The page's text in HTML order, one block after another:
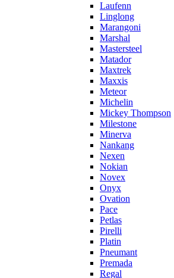
Laufenn
Linglong
Marangoni
Marshal
Mastersteel
Matador
Maxtrek
Maxxis
Meteor
Michelin
Mickey Thompson
Milestone
Minerva
Nankang
Nexen
Nokian
Novex
Onyx
Ovation
Pace
Petlas
Pirelli
Platin
Pneumant
Premada
Regal